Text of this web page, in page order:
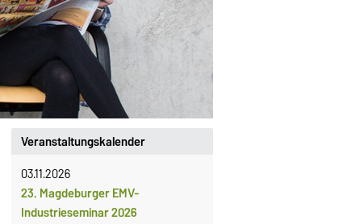
Veranstaltungskalender
03.11.2026
23. Magdeburger EMV-
Industrieseminar 2026